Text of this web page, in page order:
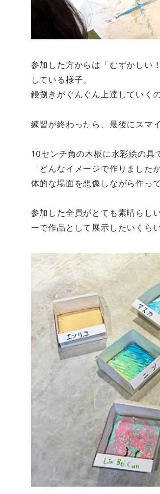
参加した方からは「むずかしい
している様子。
鏝捌きがぐんぐん上達していく
練習が終わったら、最後にスマ
10センチ角の木板に水彩絵の具
「どんなイメージで作りまし
体的な場面を想像しながら作っ
参加した全員がとても素晴らし
ーで作品として展示したいくら